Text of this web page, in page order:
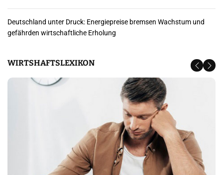
Deutschland unter Druck: Energiepreise bremsen Wachstum und
gefährden wirtschaftliche Erholung
WIRTSHAFTSLEXIKON